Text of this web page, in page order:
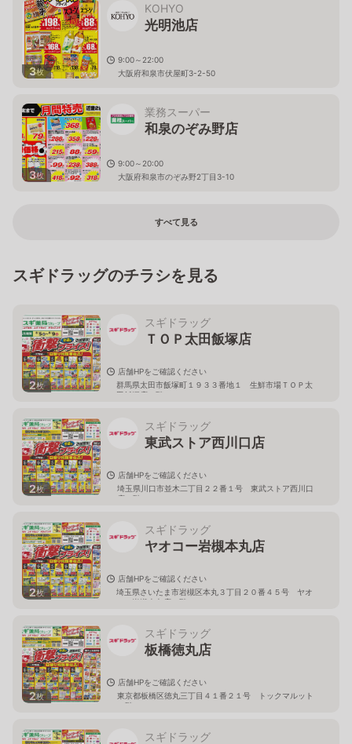
3枚
KOHYO
光明池店
9:00～22:00
大阪府和泉市伏屋町3-2-50
3枚
業務スーパー
和泉のぞみ野店
9:00～20:00
大阪府和泉市のぞみ野2丁目3-10
すべて見る
スギドラッグのチラシを見る
2枚
スギドラッグ
ＴＯＰ太田飯塚店
店舗HPをご確認ください
群馬県太田市飯塚町１９３３番地１ 生鮮市場ＴＯＰ太
田飯塚店１階
2枚
スギドラッグ
東武ストア西川口店
店舗HPをご確認ください
埼玉県川口市並木二丁目２２番１号 東武ストア西川口
店２階
2枚
スギドラッグ
ヤオコー岩槻本丸店
店舗HPをご確認ください
埼玉県さいたま市岩槻区本丸３丁目２０番４５号 ヤオ
コー岩槻本丸店２階
2枚
スギドラッグ
板橋徳丸店
店舗HPをご確認ください
東京都板橋区徳丸三丁目４１番２１号 トックマルット
１階
スギドラッグ